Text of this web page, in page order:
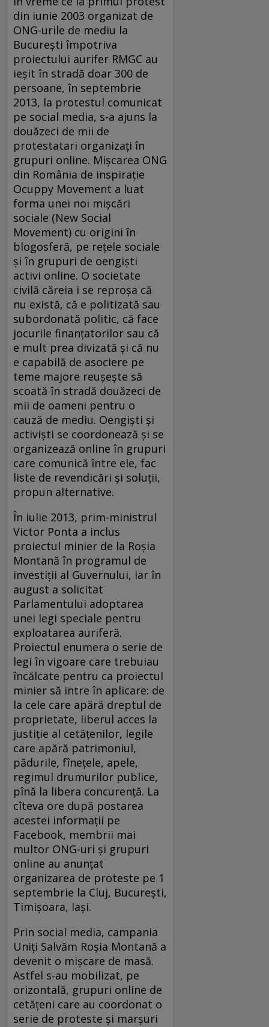
din iunie 2003 organizat de
ONG-urile de mediu la
București împotriva
proiectului aurifer RMGC au
ieşit în stradă doar 300 de
persoane, în septembrie
2013, la protestul comunicat
pe social media, s-a ajuns la
douăzeci de mii de
protestatari organizaţi în
grupuri online. Mișcarea ONG
din România de inspiraţie
Ocuppy Movement a luat
forma unei noi mişcări
sociale (New Social
Movement) cu origini în
blogosferă, pe reţele sociale
şi în grupuri de oengişti
activi online. O societate
civilă căreia i se reproşa că
nu există, că e politizată sau
subordonată politic, că face
jocurile finanţatorilor sau că
e mult prea divizată şi că nu
e capabilă de asociere pe
teme majore reuşeşte să
scoată în stradă douăzeci de
mii de oameni pentru o
cauză de mediu. Oengişti şi
activişti se coordonează şi se
organizează online în grupuri
care comunică între ele, fac
liste de revendicări şi soluţii,
propun alternative.
În iulie 2013, prim-ministrul
Victor Ponta a inclus
proiectul minier de la Roşia
Montană în programul de
investiții al Guvernului, iar în
august a solicitat
Parlamentului adoptarea
unei legi speciale pentru
exploatarea auriferă.
Proiectul enumera o serie de
legi în vigoare care trebuiau
încălcate pentru ca proiectul
minier să intre în aplicare: de
la cele care apără dreptul de
proprietate, liberul acces la
justiție al cetățenilor, legile
care apără patrimoniul,
pădurile, fînețele, apele,
regimul drumurilor publice,
pînă la libera concurență. La
cîteva ore după postarea
acestei informații pe
Facebook, membrii mai
multor ONG-uri şi grupuri
online au anunțat
organizarea de proteste pe 1
septembrie la Cluj, București,
Timișoara, Iași.
Prin social media, campania
Uniți Salvăm Roșia Montană a
devenit o mișcare de masă.
Astfel s-au mobilizat, pe
orizontală, grupuri online de
cetățeni care au coordonat o
serie de proteste și marșuri